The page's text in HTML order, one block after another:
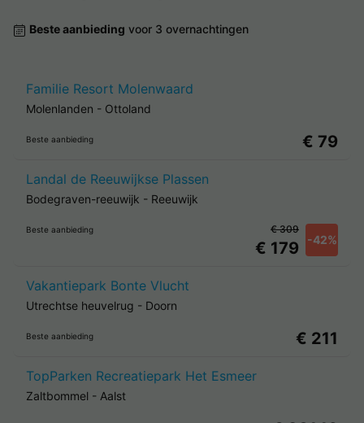
Beste aanbieding voor 3 overnachtingen
Familie Resort Molenwaard
Molenlanden - Ottoland
Beste aanbieding € 79
Landal de Reeuwijkse Plassen
Bodegraven-reeuwijk - Reeuwijk
Beste aanbieding
€ 179 -42%
€ 309
Vakantiepark Bonte Vlucht
Utrechtse heuvelrug - Doorn
Beste aanbieding € 211
TopParken Recreatiepark Het Esmeer
Zaltbommel - Aalst